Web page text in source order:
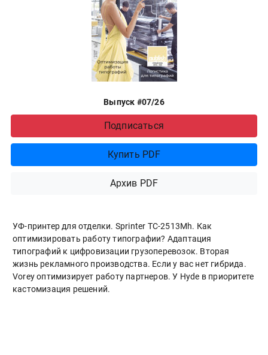
Выпуск #07/26
Подписаться
Купить PDF
Архив PDF
УФ-принтер для отделки. Sprinter ТС-2513Mh. Как
оптимизировать работу типографии? Адаптация
типографий к цифровизации грузоперевозок. Вторая
жизнь рекламного производства. Если у вас нет гибрида.
Vorey оптимизирует работу партнеров. У Hyde в приоритете
кастомизация решений.